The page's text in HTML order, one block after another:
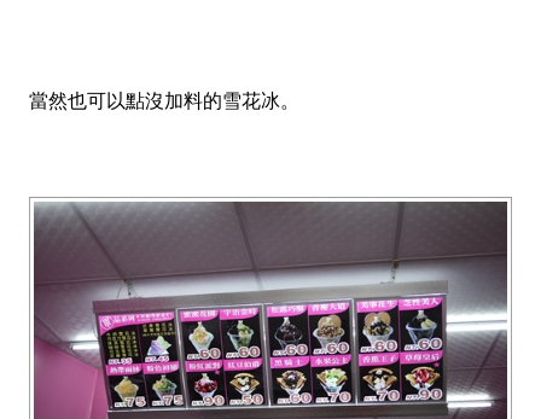
當然也可以點沒加料的雪花冰。